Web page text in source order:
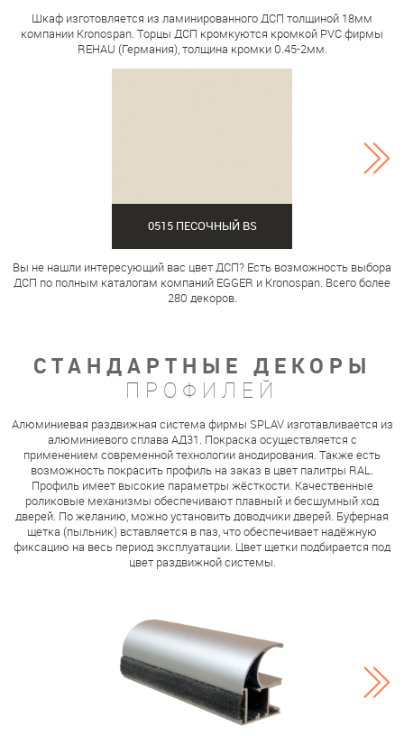
Шкаф изготовляется из ламинированного ДСП толщиной 18мм
компании Kronospan. Торцы ДСП кромкуются кромкой PVC фирмы
REHAU (Германия), толщина кромки 0.45-2мм.
0515 ПЕСОЧНЫЙ BS
Вы не нашли интересующий вас цвет ДСП? Есть возможность выбора
ДСП по полным каталогам компаний EGGER и Kronospan. Всего более
280 декоров.
СТАНДАРТНЫЕ ДЕКОРЫ
ПРОФИЛЕЙ
Алюминиевая раздвижная система фирмы SPLAV изготавливается из
алюминиевого сплава АД31. Покраска осуществляется с
применением современной технологии анодирования. Также есть
возможность покрасить профиль на заказ в цвет палитры RAL.
Профиль имеет высокие параметры жёсткости. Качественные
роликовые механизмы обеспечивают плавный и бесшумный ход
дверей. По желанию, можно установить доводчики дверей. Буферная
щетка (пыльник) вставляется в паз, что обеспечивает надёжную
фиксацию на весь период эксплуатации. Цвет щетки подбирается под
цвет раздвижной системы.